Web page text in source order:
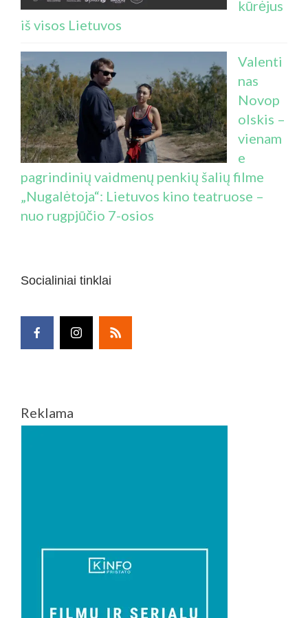
kūrėjus
iš visos Lietuvos
Valenti
nas
Novop
olskis –
vienam
e
pagrindinių vaidmenų penkių šalių filme
„Nugalėtoja“: Lietuvos kino teatruose –
nuo rugpjūčio 7-osios
Socialiniai tinklai
Reklama